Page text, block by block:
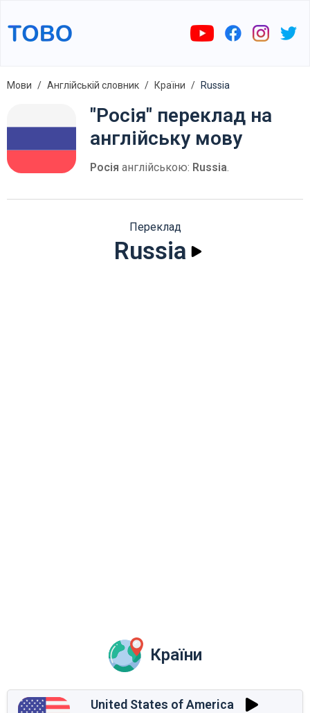
Мови Англійській словник Країни Russia
"Росія" переклад на
англійську мову
Росія англійською: Russia.
Переклад
Russia
Країни
United States of America